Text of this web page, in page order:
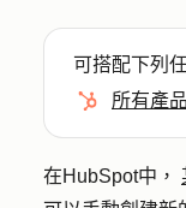
可搭配下列
所有產
在HubSpot中，